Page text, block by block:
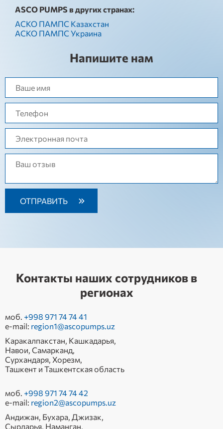
ASCO PUMPS в других странах:
АСКО ПАМПС Казахстан
АСКО ПАМПС Украина
Напишите нам
Контакты наших сотрудников в
регионах
моб. +998 971 74 74 41
e-mail: region1@ascopumps.uz
Каракалпакстан, Кашкадарья,
Навои, Самарканд,
Сурхандаря, Хорезм,
Ташкент и Ташкентская область
моб. +998 971 74 74 42
e-mail: region2@ascopumps.uz
Андижан, Бухара, Джизак,
Сырдарья, Наманган,